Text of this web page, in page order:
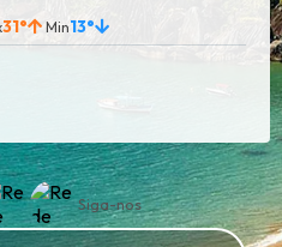
31° 13°
Siga-nos